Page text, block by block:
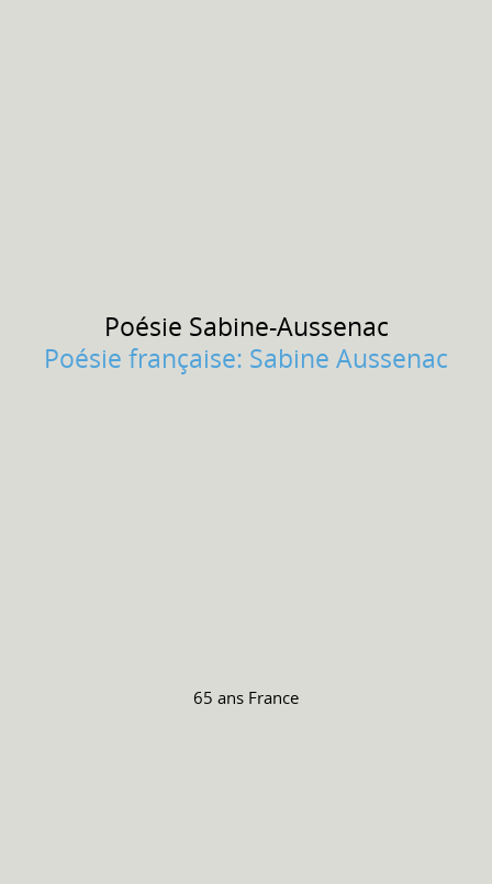
Poésie Sabine-Aussenac
Poésie française: Sabine Aussenac
65 ans France